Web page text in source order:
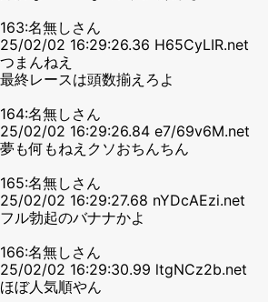
163:名無しさん
25/02/02 16:29:26.36 H65CyLIR.net
つまんねえ
最終レースは頭数揃えろよ
164:名無しさん
25/02/02 16:29:26.84 e7/69v6M.net
夢も何もねえクソおちんちん
165:名無しさん
25/02/02 16:29:27.68 nYDcAEzi.net
フル勃起のバナナかよ
166:名無しさん
25/02/02 16:29:30.99 ltgNCz2b.net
ほぼ人気順やん